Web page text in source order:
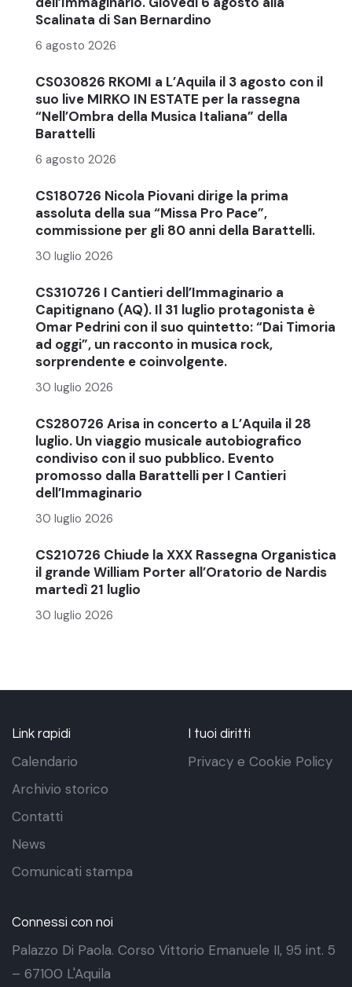
Scalinata di San Bernardino
6 agosto 2026
CS030826 RKOMI a L’Aquila il 3 agosto con il
suo live MIRKO IN ESTATE per la rassegna
“Nell’Ombra della Musica Italiana” della
Barattelli
6 agosto 2026
CS180726 Nicola Piovani dirige la prima
assoluta della sua “Missa Pro Pace”,
commissione per gli 80 anni della Barattelli.
30 luglio 2026
CS310726 I Cantieri dell’Immaginario a
Capitignano (AQ). Il 31 luglio protagonista è
Omar Pedrini con il suo quintetto: “Dai Timoria
ad oggi”, un racconto in musica rock,
sorprendente e coinvolgente.
30 luglio 2026
CS280726 Arisa in concerto a L’Aquila il 28
luglio. Un viaggio musicale autobiografico
condiviso con il suo pubblico. Evento
promosso dalla Barattelli per I Cantieri
dell’Immaginario
30 luglio 2026
CS210726 Chiude la XXX Rassegna Organistica
il grande William Porter all’Oratorio de Nardis
martedì 21 luglio
30 luglio 2026
Link rapidi
Calendario
Archivio storico
Contatti
News
Comunicati stampa
I tuoi diritti
Privacy e Cookie Policy
Connessi con noi
Palazzo Di Paola. Corso Vittorio Emanuele II, 95 int. 5
– 67100 L'Aquila